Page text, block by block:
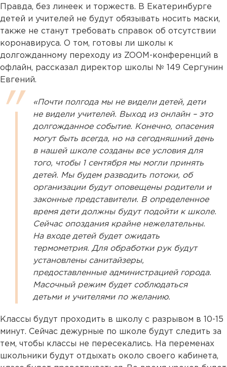
Правда, без линеек и торжеств. В Екатеринбурге
детей и учителей не будут обязывать носить маски,
также не станут требовать справок об отсутствии
коронавируса. О том, готовы ли школы к
долгожданному переходу из ZOOM-конференций в
офлайн, рассказал директор школы № 149 Сергунин
Евгений.
«Почти полгода мы не видели детей, дети
не видели учителей. Выход из онлайн – это
долгожданное событие. Конечно, опасения
могут быть всегда, но на сегодняшний день
в нашей школе созданы все условия для
того, чтобы 1 сентября мы могли принять
детей. Мы будем разводить потоки, об
организации будут оповещены родители и
законные представители. В определенное
время дети должны будут подойти к школе.
Сейчас опоздания крайне нежелательны.
На входе детей будет ожидать
термометрия. Для обработки рук будут
установлены санитайзеры,
предоставленные администрацией города.
Масочный режим будет соблюдаться
детьми и учителями по желанию.
Классы будут проходить в школу с разрывом в 10-15
минут. Сейчас дежурные по школе будут следить за
тем, чтобы классы не пересекались. На переменах
школьники будут отдыхать около своего кабинета,